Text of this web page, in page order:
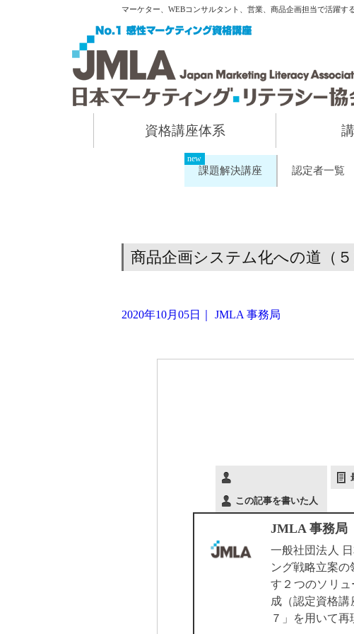
マーケター、WEBコンサルタント、営業、商品企画担当で活躍す
資格講座体系
課題解決講座 認定者一覧
商品企画システム化への道（
2020年10月05日 JMLA 事務局
この記事を書いた人
JMLA 事務局
一般社団法人
ング戦略立案
す２つのソリ
成（認定資格
７」を用いて